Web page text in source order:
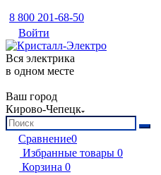
8 800 201-68-50
Войти
Вся электрика
в одном месте
Ваш город
Кирово-Чепецк
Сравнение0
Избранные товары 0
Корзина 0